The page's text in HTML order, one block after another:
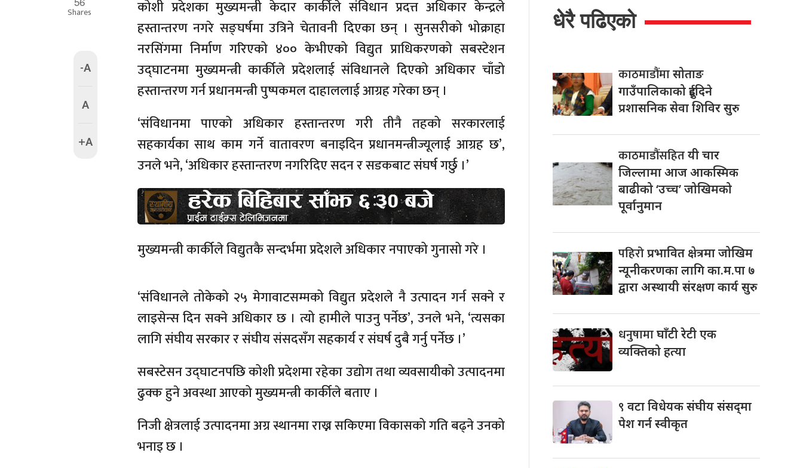
Shares
-A
A
+A
कोशी प्रदेशका मुख्यमन्त्री केदार कार्कीले संविधान प्रदत्त अधिकार केन्द्रले
हस्तान्तरण नगरे सङ्घर्षमा उत्रिने चेतावनी दिएका छन् । सुनसरीको भोक्राहा
नरसिंगमा निर्माण गरिएको ४०० केभीएको विद्युत प्राधिकरणको सबस्टेशन
उद्घाटनमा मुख्यमन्त्री कार्कीले प्रदेशलाई संविधानले दिएको अधिकार चाँडो
हस्तान्तरण गर्न प्रधानमन्त्री पुष्पकमल दाहाललाई आग्रह गरेका छन् ।
‘संविधानमा पाएको अधिकार हस्तान्तरण गरी तीनै तहको सरकारलाई
सहकार्यका साथ काम गर्ने वातावरण बनाइदिन प्रधानमन्त्रीज्यूलाई आग्रह छ’,
उनले भने, ‘अधिकार हस्तान्तरण नगरिदिए सदन र सडकबाट संघर्ष गर्छु ।’
मुख्यमन्त्री कार्कीले विद्युतकै सन्दर्भमा प्रदेशले अधिकार नपाएको गुनासो गरे ।
‘संविधानले तोकेको २५ मेगावाटसम्मको विद्युत प्रदेशले नै उत्पादन गर्न सक्ने र
लाइसेन्स दिन सक्ने अधिकार छ । त्यो हामीले पाउनु पर्नेछ’, उनले भने, ‘त्यसका
लागि संघीय सरकार र संघीय संसदसँग सहकार्य र संघर्ष दुबै गर्नु पर्नेछ ।’
सबस्टेसन उद्घाटनपछि कोशी प्रदेशमा रहेका उद्योग तथा व्यवसायीको उत्पादनमा
ढुक्क हुने अवस्था आएको मुख्यमन्त्री कार्कीले बताए ।
निजी क्षेत्रलाई उत्पादनमा अग्र स्थानमा राख्न सकिएमा विकासको गति बढ्ने उनको
भनाइ छ ।
धेरै पढिएको
काठमाडौंमासोताङ
गाउँपालिकाको दुईदिने
प्रशासनिक सेवा शिविर सुरु
काठमाडौंसहितयी चार
जिल्लामा आज आकस्मिक
बाढीको ‘उच्च’ जोखिमको
पूर्वानुमान
पहिरोप्रभावित क्षेत्रमा जोखिम
न्यूनीकरणका लागि का.म.पा ७
द्वारा अस्थायी संरक्षण कार्य सुरु
धनुषामाघाँटी रेटी एक
व्यक्तिको हत्या
९वटा विधेयक संघीय संसद्‌मा
पेश गर्न स्वीकृत